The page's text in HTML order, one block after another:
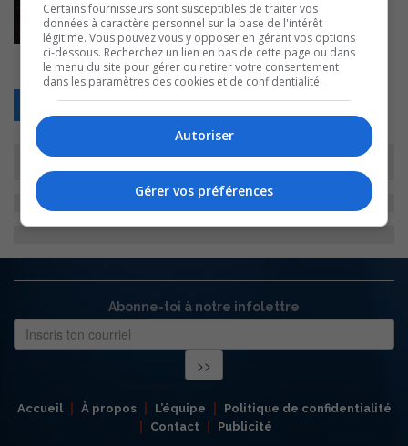
Retour
Abonne-toi à notre infolettre
Accueil À propos L’équipe
Politique de confidentialité
Contact
Publicité
Certains fournisseurs sont susceptibles de traiter vos
données à caractère personnel sur la base de l'intérêt
légitime. Vous pouvez vous y opposer en gérant vos options
ci-dessous. Recherchez un lien en bas de cette page ou dans
le menu du site pour gérer ou retirer votre consentement
dans les paramètres des cookies et de confidentialité.
Autoriser
Gérer vos préférences